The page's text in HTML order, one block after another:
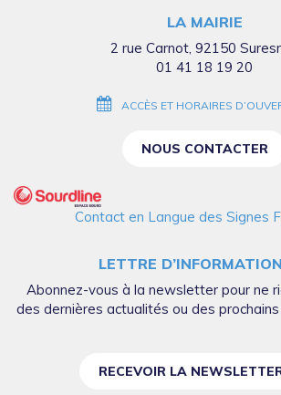
Facebook
TwitterInstagram
Linkedin
LA MAIRIE
2 rue Carnot, 92150
01 41 18 19 20
ACCÈS ET HORAIRES
NOUS CONTACTER
Contact en Langue des Signes
LETTRE D’INFORMATION
Abonnez-vous à la newsletter pour ne
des dernières actualités ou des
RECEVOIR LA